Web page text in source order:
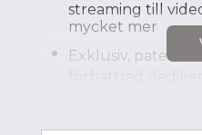
streaming till
mycket mer
Exklusiv,